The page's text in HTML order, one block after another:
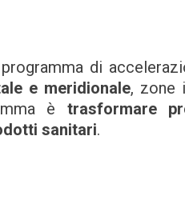
di
e meridionale, zone
è trasformare
sanitari.